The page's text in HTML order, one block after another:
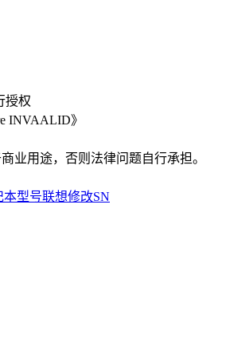
授权
INVAALID》
业用途，否则法律问题自行承担。
本型号联想修改SN